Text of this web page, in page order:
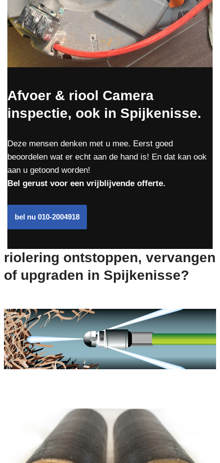
Afvoer & riool Camera
inspectie, ook in Spijkenisse.
Deze mensen denken met u mee. Eerst goed
beoordelen wat er echt aan de hand is! En dat kan ook
aan u getoond worden!
Bel gerust voor een vrijblijvende offerte.
bel nu 010-2004918
riolering ontstoppen, vervangen
of upgraden in Spijkenisse?